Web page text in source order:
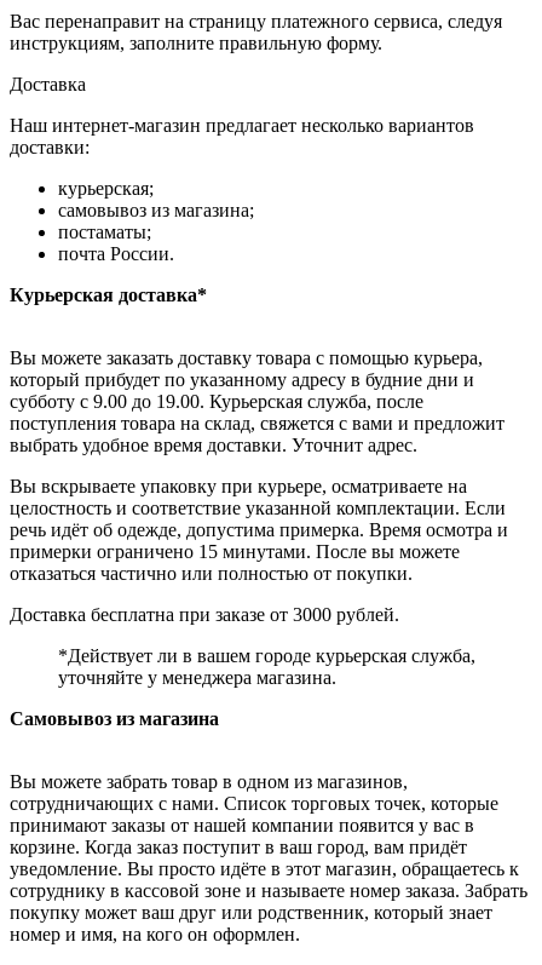
Вас перенаправит на страницу платежного сервиса, следуя
инструкциям, заполните правильную форму.
Доставка
Наш интернет-магазин предлагает несколько вариантов
доставки:
курьерская;
самовывоз из магазина;
постаматы;
почта России.
Курьерская доставка*
Вы можете заказать доставку товара с помощью курьера,
который прибудет по указанному адресу в будние дни и
субботу с 9.00 до 19.00. Курьерская служба, после
поступления товара на склад, свяжется с вами и предложит
выбрать удобное время доставки. Уточнит адрес.
Вы вскрываете упаковку при курьере, осматриваете на
целостность и соответствие указанной комплектации. Если
речь идёт об одежде, допустима примерка. Время осмотра и
примерки ограничено 15 минутами. После вы можете
отказаться частично или полностью от покупки.
Доставка бесплатна при заказе от 3000 рублей.
*Действует ли в вашем городе курьерская служба,
уточняйте у менеджера магазина.
Самовывоз из магазина
Вы можете забрать товар в одном из магазинов,
сотрудничающих с нами. Список торговых точек, которые
принимают заказы от нашей компании появится у вас в
корзине. Когда заказ поступит в ваш город, вам придёт
уведомление. Вы просто идёте в этот магазин, обращаетесь к
сотруднику в кассовой зоне и называете номер заказа. Забрать
покупку может ваш друг или родственник, который знает
номер и имя, на кого он оформлен.